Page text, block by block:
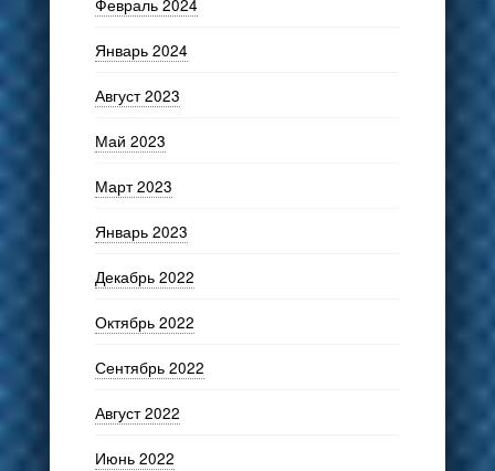
Февраль 2024
Январь 2024
Август 2023
Май 2023
Март 2023
Январь 2023
Декабрь 2022
Октябрь 2022
Сентябрь 2022
Август 2022
Июнь 2022